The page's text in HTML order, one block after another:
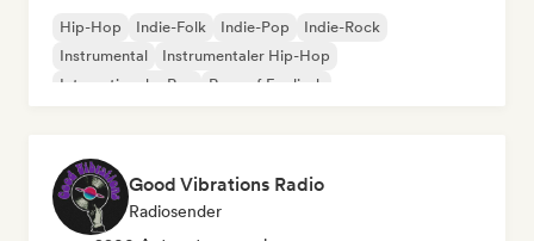
Hip-Hop Indie-Folk Indie-Pop
Indie-Rock
Instrumental
Instrumentaler Hip-Hop
Internationaler Rap
Rap auf Englisch
Good Vibrations Radio
Radiosender